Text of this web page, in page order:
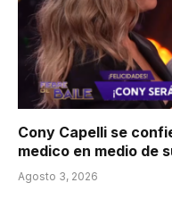
Cony Capelli se
medico en medio de
Agosto 3, 2026